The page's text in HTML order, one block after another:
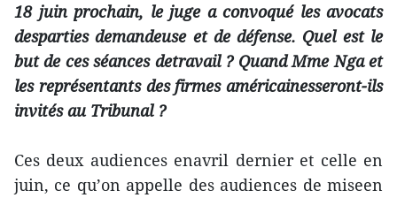
18 juin prochain, le juge a convoqué les avocats
desparties demandeuse et de défense. Quel est le
but de ces séances detravail ? Quand Mme Nga et
les représentants des firmes américainesseront-ils
invités au Tribunal ?
Ces deux audiences enavril dernier et celle en
juin, ce qu’on appelle des audiences de miseen